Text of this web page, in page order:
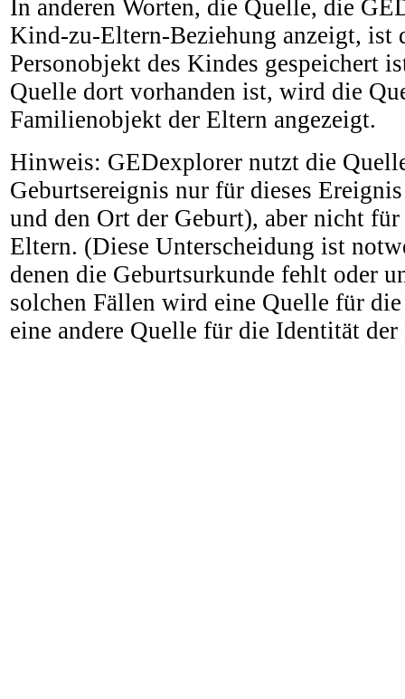
In anderen Worten, die Quelle, die
Kind-zu-Eltern-Beziehung anzeigt, ist
Personobjekt des Kindes gespeichert
Quelle dort vorhanden ist, wird die
Familienobjekt der Eltern angezeigt.
Hinweis: GEDexplorer nutzt die
Geburtsereignis nur für dieses
und den Ort der Geburt), aber nicht
Eltern. (Diese Unterscheidung ist
denen die Geburtsurkunde fehlt oder
solchen Fällen wird eine Quelle für
eine andere Quelle für die Identität